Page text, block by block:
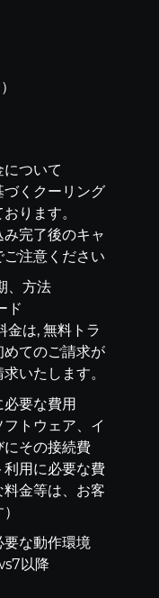
ついて
くクーリング
ります。
完了後のキャ
注意ください
、方法
ド
金は, 無料トラ
てのご請求が
いたします。
要な費用
トウェア、イ
にその接続費
用に必要な費
金等は、お客
な動作環境
以降